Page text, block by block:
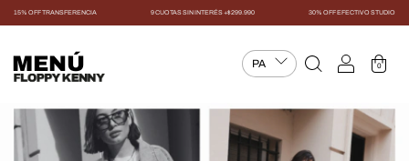
15% OFF TRANSFERENCIA 9 CUOTAS SIN INTERÉS +$299.990 30% OFF EFECTIVO STUDIO
MENÚ 0